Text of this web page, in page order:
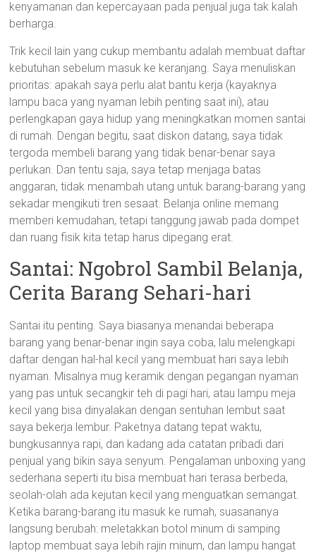
kenyamanan dan kepercayaan pada penjual juga tak kalah
berharga.
Trik kecil lain yang cukup membantu adalah membuat daftar
kebutuhan sebelum masuk ke keranjang. Saya menuliskan
prioritas: apakah saya perlu alat bantu kerja (kayaknya
lampu baca yang nyaman lebih penting saat ini), atau
perlengkapan gaya hidup yang meningkatkan momen santai
di rumah. Dengan begitu, saat diskon datang, saya tidak
tergoda membeli barang yang tidak benar-benar saya
perlukan. Dan tentu saja, saya tetap menjaga batas
anggaran, tidak menambah utang untuk barang-barang yang
sekadar mengikuti tren sesaat. Belanja online memang
memberi kemudahan, tetapi tanggung jawab pada dompet
dan ruang fisik kita tetap harus dipegang erat.
Santai: Ngobrol Sambil Belanja,
Cerita Barang Sehari-hari
Santai itu penting. Saya biasanya menandai beberapa
barang yang benar-benar ingin saya coba, lalu melengkapi
daftar dengan hal-hal kecil yang membuat hari saya lebih
nyaman. Misalnya mug keramik dengan pegangan nyaman
yang pas untuk secangkir teh di pagi hari, atau lampu meja
kecil yang bisa dinyalakan dengan sentuhan lembut saat
saya bekerja lembur. Paketnya datang tepat waktu,
bungkusannya rapi, dan kadang ada catatan pribadi dari
penjual yang bikin saya senyum. Pengalaman unboxing yang
sederhana seperti itu bisa membuat hari terasa berbeda,
seolah-olah ada kejutan kecil yang menguatkan semangat.
Ketika barang-barang itu masuk ke rumah, suasananya
langsung berubah: meletakkan botol minum di samping
laptop membuat saya lebih rajin minum, dan lampu hangat